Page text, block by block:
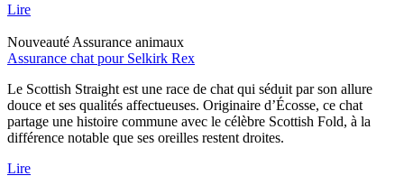
Lire
Nouveauté Assurance animaux
Assurance chat pour Selkirk Rex
Le Scottish Straight est une race de chat qui séduit par son allure
douce et ses qualités affectueuses. Originaire d’Écosse, ce chat
partage une histoire commune avec le célèbre Scottish Fold, à la
différence notable que ses oreilles restent droites.
Lire